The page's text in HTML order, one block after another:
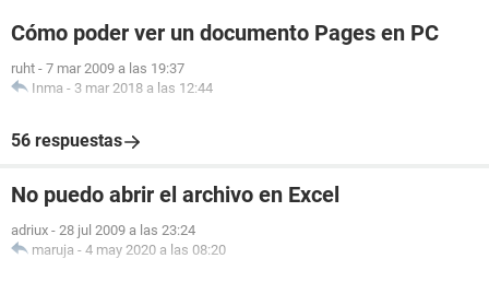
Cómo poder ver un documento Pages en PC
ruht - 7 mar 2009 a las 19:37
Inma - 3 mar 2018 a las 12:44
56 respuestas
No puedo abrir el archivo en Excel
adriux - 28 jul 2009 a las 23:24
maruja - 4 may 2020 a las 08:20